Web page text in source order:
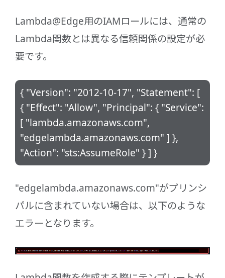
Lambda@Edge用のIAMロールには、通常の
Lambda関数とは異なる信頼関係の設定が必
要です。
{ "Version": "2012-10-17", "Statement": [
{ "Effect": "Allow", "Principal": { "Service":
[ "lambda.amazonaws.com",
"edgelambda.amazonaws.com" ] },
"Action": "sts:AssumeRole" } ] }
"edgelambda.amazonaws.com"がプリンシ
パルに含まれていない場合は、以下のような
エラーとなります。